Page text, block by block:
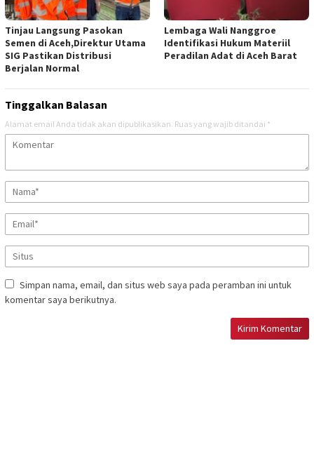
Tinjau Langsung Pasokan
Semen di Aceh,Direktur Utama
SIG Pastikan Distribusi
Berjalan Normal
Lembaga Wali Nanggroe
Identifikasi Hukum Materiil
Peradilan Adat di Aceh Barat
Tinggalkan Balasan
Alamat email Anda tidak akan dipublikasikan. Ruas yang wajib ditandai *
Simpan nama, email, dan situs web saya pada peramban ini untuk
komentar saya berikutnya.